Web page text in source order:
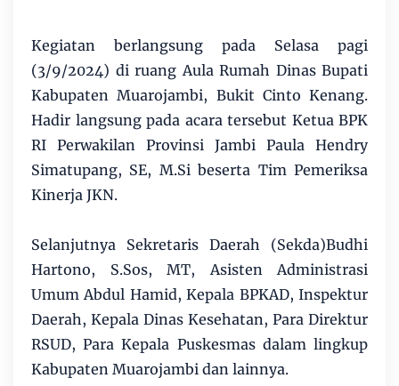
Kegiatan berlangsung pada Selasa pagi
(3/9/2024) di ruang Aula Rumah Dinas Bupati
Kabupaten Muarojambi, Bukit Cinto Kenang.
Hadir langsung pada acara tersebut Ketua BPK
RI Perwakilan Provinsi Jambi Paula Hendry
Simatupang, SE, M.Si beserta Tim Pemeriksa
Kinerja JKN.
Selanjutnya Sekretaris Daerah (Sekda)Budhi
Hartono, S.Sos, MT, Asisten Administrasi
Umum Abdul Hamid, Kepala BPKAD, Inspektur
Daerah, Kepala Dinas Kesehatan, Para Direktur
RSUD, Para Kepala Puskesmas dalam lingkup
Kabupaten Muarojambi dan lainnya.